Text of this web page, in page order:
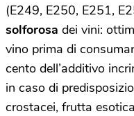
(E249, E250, E251,
solforosa dei vini:
vino prima di
cento dell’additivo
in caso di
crostacei, frutta